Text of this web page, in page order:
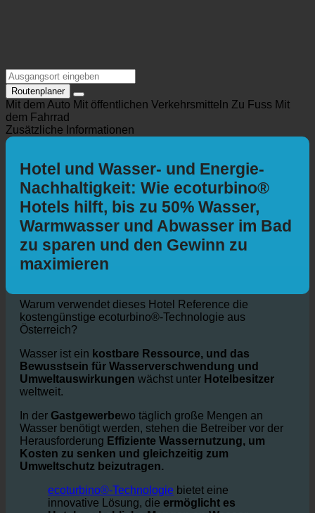
Routenplaner
Mit dem Auto Mit öffentlichen Verkehrsmitteln Zu Fuss Mit
Zusätzliche Informationen
Hotel und Wasser- und Energie-
Nachhaltigkeit: Wie ecoturbino®
Hotels hilft, bis zu 50% Wasser,
Warmwasser und Abwasser im Bad
maximieren
kostengünstige ecoturbino®-Technologie aus
Österreich?
Wasser ist ein
kostbare Ressource, und das
Umweltauswirkungen wächst unter Hotelbesitzer
weltweit.
In derGastgewerbewo täglich große Mengen an
Wasser benötigt werden, stehen die Betreiber vor der
Effiziente Wassernutzung, um
Kosten zu senken und gleichzeitig zum
Umweltschutz beizutragen.